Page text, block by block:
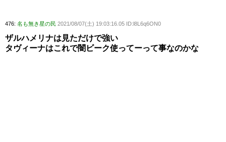
476: 名も無き星の民 2021/08/07(土) 19:03:16.05 ID:l8L6q6ON0
ザルハメリナは見ただけで強い
タヴィーナはこれで闇ビーク使ってーって事なのかな